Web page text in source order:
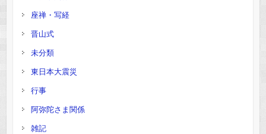
座禅・写経
晋山式
未分類
東日本大震災
行事
阿弥陀さま関係
雑記